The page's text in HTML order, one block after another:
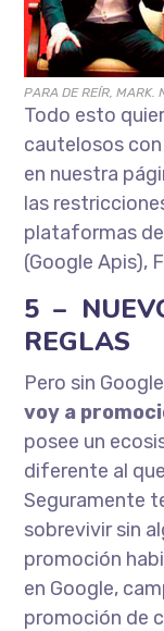
PARA DE REÍR, MARK.
Todo esto
cautelosos
en nuestra
las
plataformas
(Google Apis),
5 –
REGLAS
Pero sin
voy a
posee un
diferente al
Seguramente
sobrevivir sin
promoción
en Google,
promoción de